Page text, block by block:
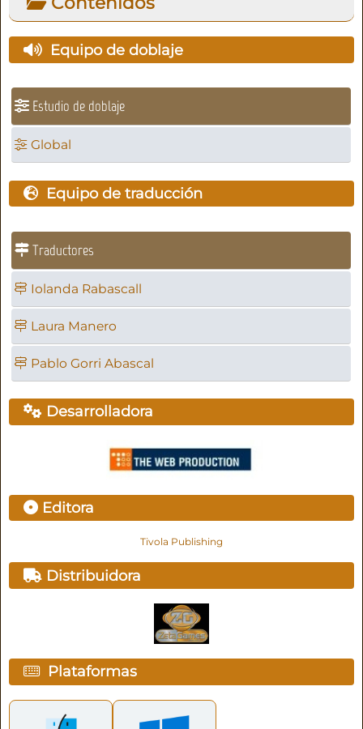
Equipo de doblaje
Estudio de doblaje
Global
Equipo de traducción
Traductores
Iolanda Rabascall
Laura Manero
Pablo Gorri Abascal
Desarrolladora
Editora
Tivola Publishing
Distribuidora
Plataformas